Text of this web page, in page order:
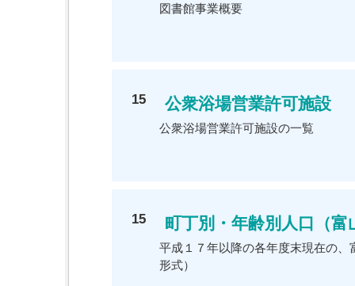
図書館事業概要
15 公衆浴場営業許可施設
公衆浴場営業許可施設の一覧
15 町丁別・年齢別人口（
平成１７年以降の各年度末現在の
形式）